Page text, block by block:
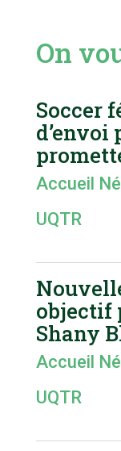
On
Soccer
d’envoi
Accueil
UQTR
objectif
Shany
Accueil
UQTR